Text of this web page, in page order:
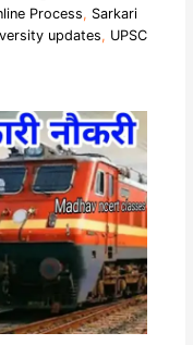
Process, Sarkari
updates, UPSC